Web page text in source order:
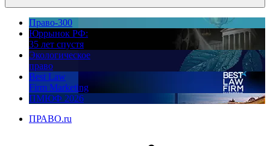
Право-300
Юррынок РФ:
35 лет спустя
Экологическое
право
Best Law
Firm Marketing
ПМЮФ 2026
ПРАВО.ru